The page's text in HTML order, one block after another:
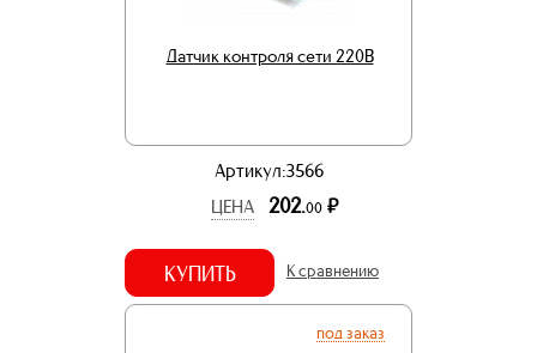
Датчик контроля сети 220В
Артикул:3566
ЦЕНА
202.00 р.
КУПИТЬ К сравнению
под заказ